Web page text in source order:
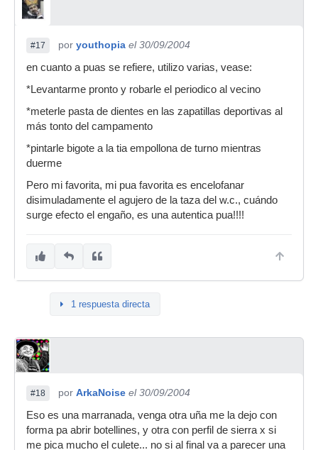
#17 por youthopia el 30/09/2004
en cuanto a puas se refiere, utilizo varias, vease:
*Levantarme pronto y robarle el periodico al vecino
*meterle pasta de dientes en las zapatillas deportivas al
más tonto del campamento
*pintarle bigote a la tia empollona de turno mientras
duerme
Pero mi favorita, mi pua favorita es encelofanar
disimuladamente el agujero de la taza del w.c., cuándo
surge efecto el engaño, es una autentica pua!!!!
1 respuesta directa
#18 por ArkaNoise el 30/09/2004
Eso es una marranada, venga otra uña me la dejo con
forma pa abrir botellines, y otra con perfil de sierra x si
me pica mucho el culete... no si al final va a parecer una